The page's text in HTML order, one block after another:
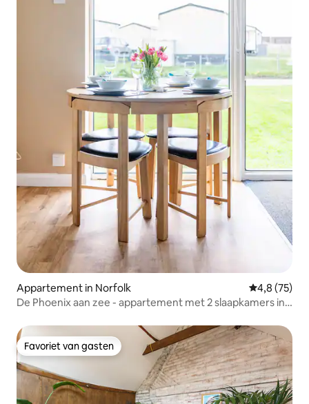
Appartement in Norfolk
4,8 (75)
De Phoenix aan zee - appartement met 2 slaapkamers in
Favoriet van gasten
Favoriet van gasten